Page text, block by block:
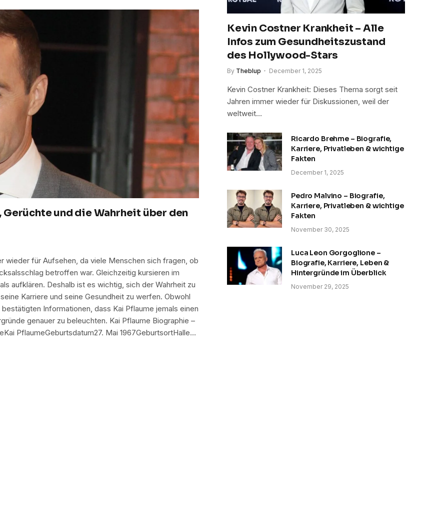
und die Wahrheit über den
wieder für Aufsehen, da viele Menschen sich fragen, ob
betroffen war. Gleichzeitig kursieren im
aufklären. Deshalb ist es wichtig, sich der Wahrheit zu
Karriere und seine Gesundheit zu werfen. Obwohl
Informationen, dass Kai Pflaume jemals einen
genauer zu beleuchten. Kai Pflaume Biographie –
PflaumeGeburtsdatum27. Mai 1967GeburtsortHalle…
Kevin Costner Krankheit – Alle
Infos zum Gesundheitszustand
des Hollywood-Stars
By Theblup December 1, 2025
Kevin Costner Krankheit: Dieses Thema sorgt seit
Jahren immer wieder für Diskussionen, weil der
weltweit…
Ricardo Brehme – Biografie,
Karriere, Privatleben & wichtige
Fakten
December 1, 2025
Pedro Malvino – Biografie,
Karriere, Privatleben & wichtige
Fakten
November 30, 2025
Luca Leon Gorgoglione –
Biografie, Karriere, Leben &
Hintergründe im Überblick
November 29, 2025